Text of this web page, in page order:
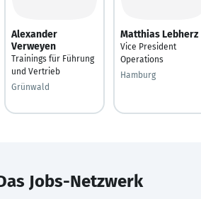
Alexander
Verweyen
Trainings für Führung
und Vertrieb
Grünwald
Matthias Lebherz
Vice President
Operations
Hamburg
Jobs-Netzwerk